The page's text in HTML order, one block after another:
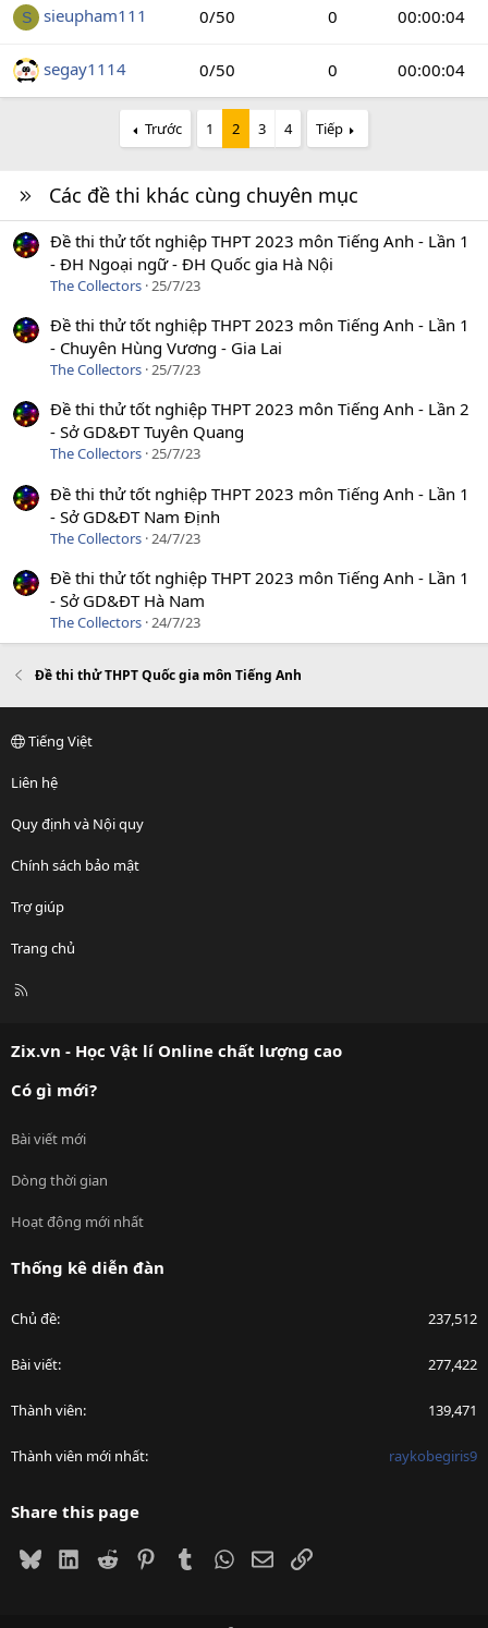
S sieupham111 0/50 0 00:00:04
segay1114 0/50 0 00:00:04
Trước 1 2 3 4 Tiếp
Các đề thi khác cùng chuyên mục
Đề thi thử tốt nghiệp THPT 2023 môn Tiếng Anh - Lần 1
- ĐH Ngoại ngữ - ĐH Quốc gia Hà Nội
The Collectors 25/7/23
Đề thi thử tốt nghiệp THPT 2023 môn Tiếng Anh - Lần 1
- Chuyên Hùng Vương - Gia Lai
The Collectors 25/7/23
Đề thi thử tốt nghiệp THPT 2023 môn Tiếng Anh - Lần 2
- Sở GD&ĐT Tuyên Quang
The Collectors 25/7/23
Đề thi thử tốt nghiệp THPT 2023 môn Tiếng Anh - Lần 1
- Sở GD&ĐT Nam Định
The Collectors 24/7/23
Đề thi thử tốt nghiệp THPT 2023 môn Tiếng Anh - Lần 1
- Sở GD&ĐT Hà Nam
The Collectors 24/7/23
Đề thi thử THPT Quốc gia môn Tiếng Anh
Tiếng Việt
Liên hệ
Quy định và Nội quy
Chính sách bảo mật
Trợ giúp
Trang chủ
R
Zix.vn - Học Vật lí Online chất lượng cao
Có gì mới?
Bài viết mới
Dòng thời gian
Hoạt động mới nhất
Thống kê diễn đàn
Chủ đề 237,512
Bài viết 277,422
Thành viên 139,471
Thành viên mới nhất raykobegiris9
Share this page
BlueskyLinkedIn
Reddit PinterestTumblrWhatsApp
EmailLink